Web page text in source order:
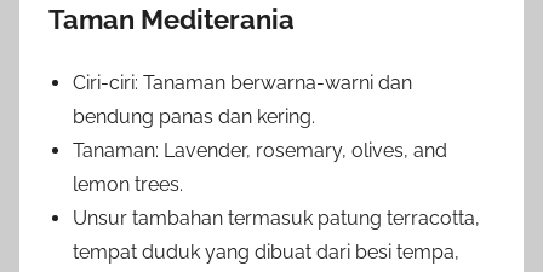
Taman Mediterania
Ciri-ciri: Tanaman berwarna-warni dan
bendung panas dan kering.
Tanaman: Lavender, rosemary, olives, and
lemon trees.
Unsur tambahan termasuk patung terracotta,
tempat duduk yang dibuat dari besi tempa,